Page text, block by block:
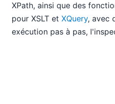
XPath, ainsi que des
pour XSLT et XQuery, avec
exécution pas à pas,